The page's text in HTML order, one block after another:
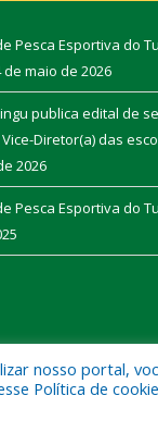
Pesca Esportiva do
de maio de 2026
publica edital de
Diretor(a) das
2026
Pesca Esportiva do
nosso portal,
Política de